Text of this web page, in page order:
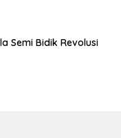
Semi Bidik Revolusi